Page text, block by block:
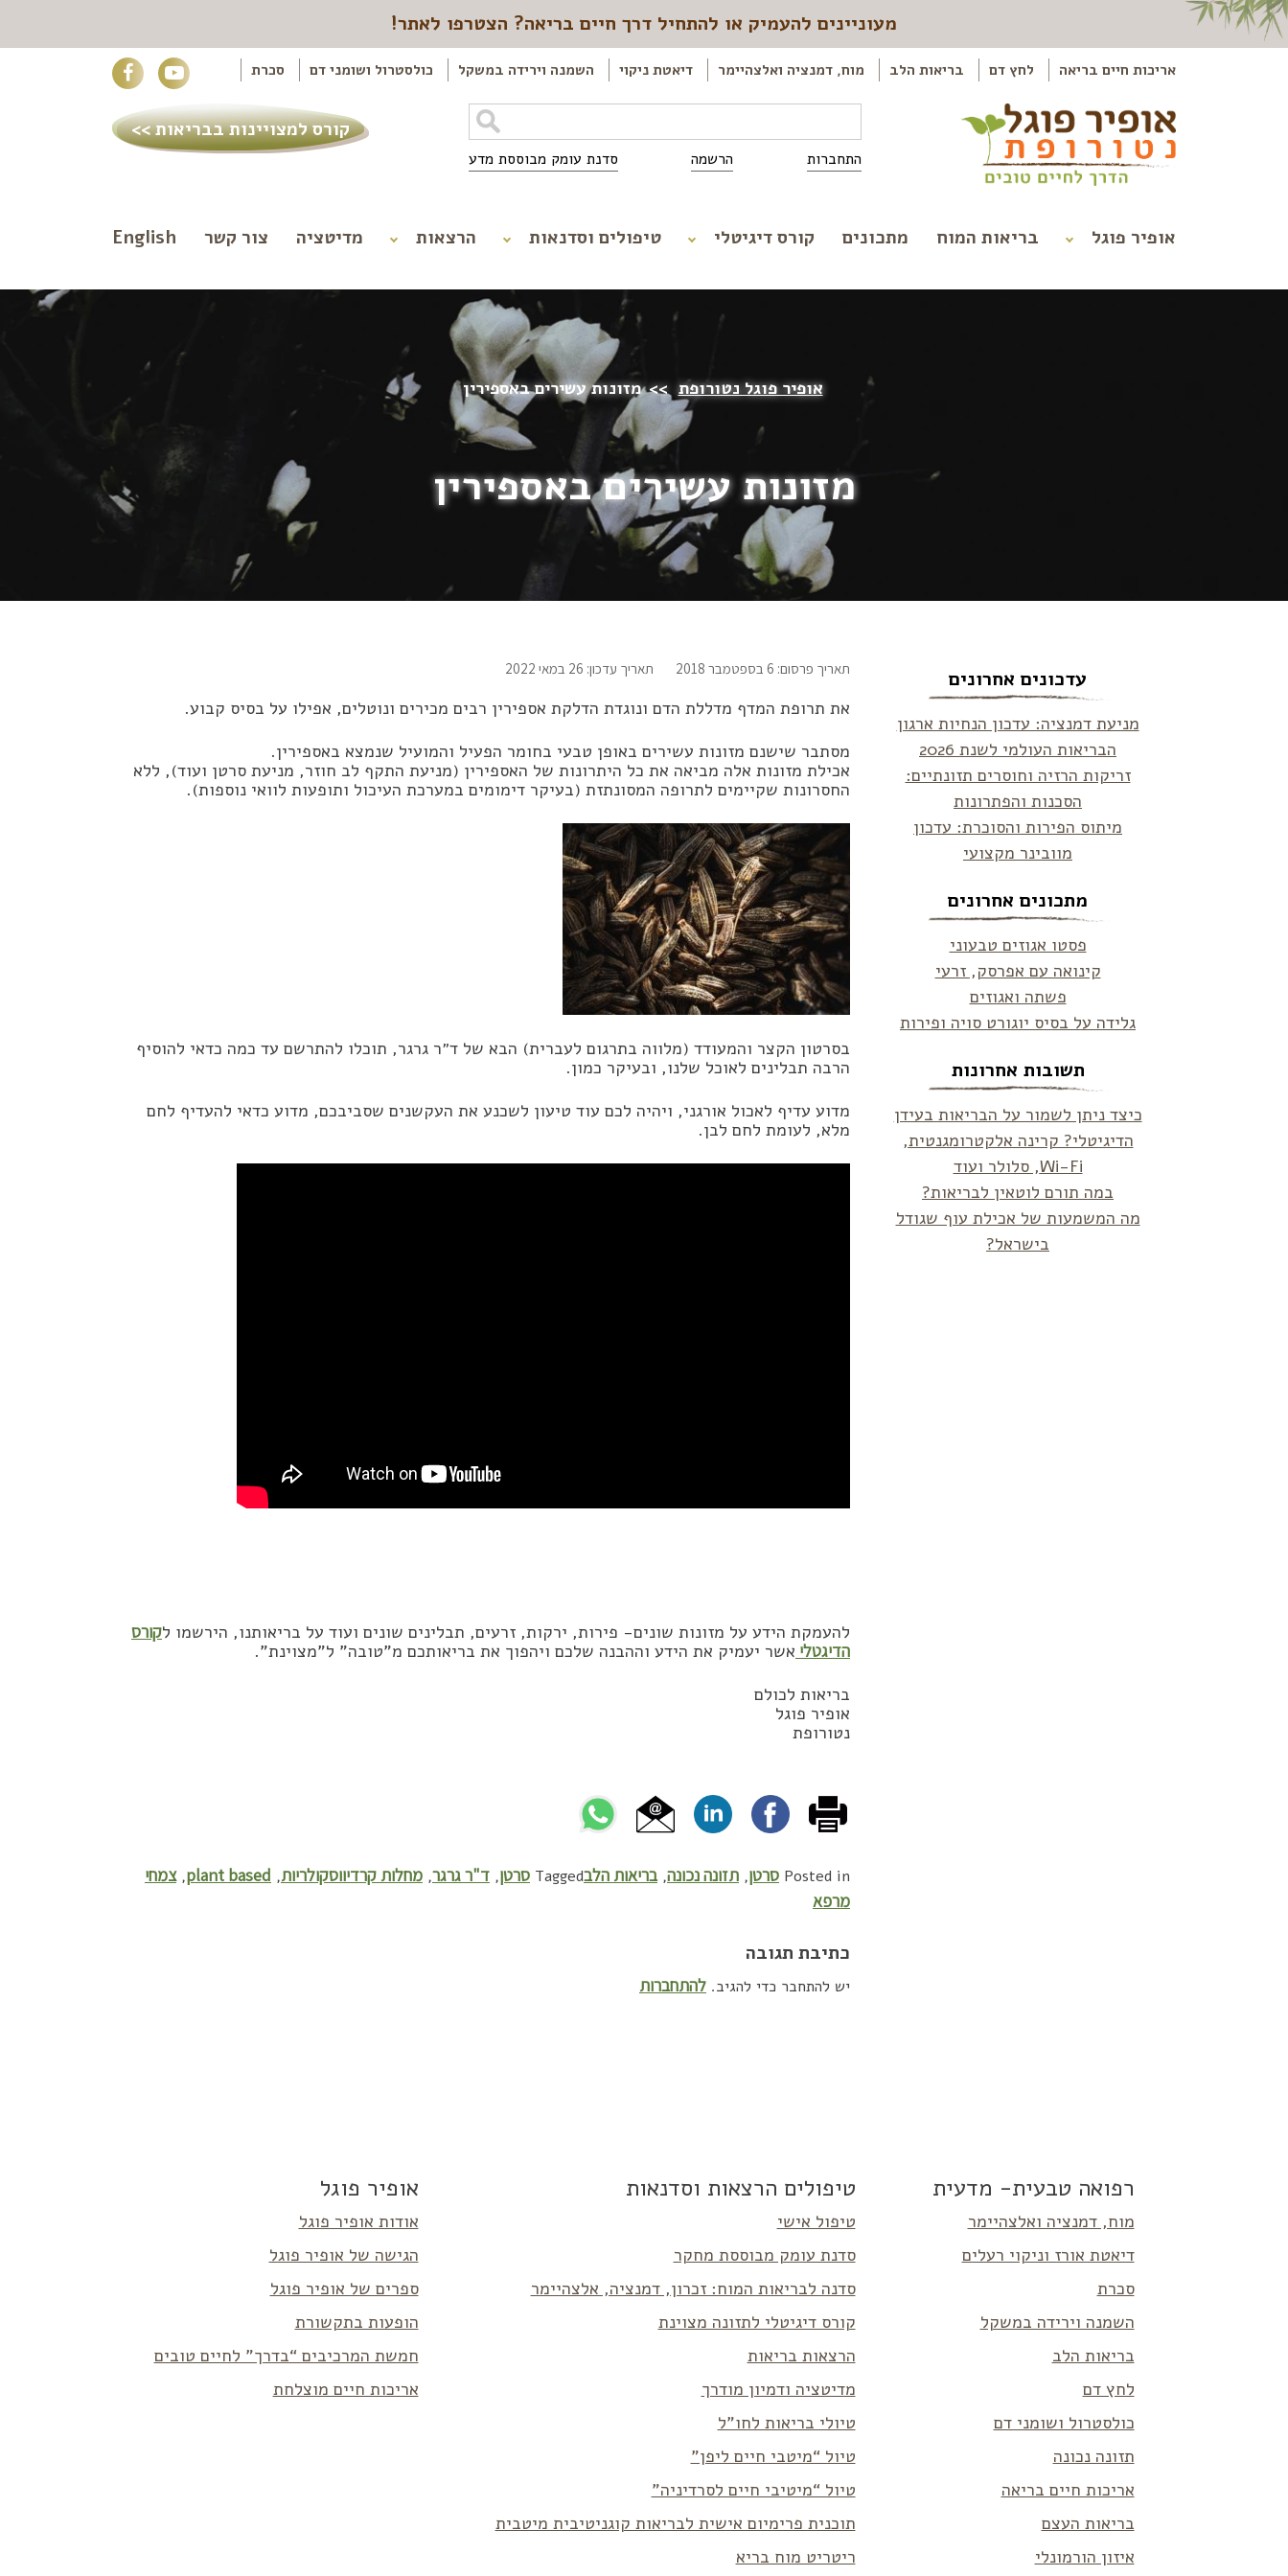
מעוניינים להעמיק או להתחיל דרך חיים בריאה? הצטרפו לאתר!
אריכות חיים בריאה לחץ דם בריאות הלב מוח, דמנציה ואלצהיימר דיאטת ניקוי השמנה וירידה במשקל כולסטרול ושומני דם סכרת
התחברות הרשמה סדנת עומק מבוססת מדע
קורס למצויינות בבריאות >>
אופיר פוגל בריאות המוח מתכונים קורס דיגיטלי טיפולים וסדנאות הרצאות מדיטציה צור קשר English
אופיר פוגל נטורופת >>מזונות עשירים באספירין
מזונות עשירים באספירין
תאריך פרסום: 6 בספטמבר 2018 תאריך עדכון: 26 במאי 2022
את תרופת המדף מדללת הדם ונוגדת הדלקת אספירין רבים מכירים ונוטלים, אפילו על בסיס קבוע.
מסתבר שישנם מזונות עשירים באופן טבעי בחומר הפעיל והמועיל שנמצא באספירין.
אכילת מזונות אלה מביאה את כל היתרונות של האספירין (מניעת התקף לב חוזר, מניעת סרטן ועוד), ללא
החסרונות שקיימים לתרופה המסונתזת (בעיקר דימומים במערכת העיכול ותופעות לוואי נוספות).
בסרטון הקצר והמעודד (מלווה בתרגום לעברית) הבא של ד״ר גרגר, תוכלו להתרשם עד כמה כדאי להוסיף
הרבה תבלינים לאוכל שלנו, ובעיקר כמון.
מדוע עדיף לאכול אורגני, ויהיה לכם עוד טיעון לשכנע את העקשנים שסביבכם, מדוע כדאי להעדיף לחם
מלא, לעומת לחם לבן.
להעמקת הידע על מזונות שונים- פירות, ירקות, זרעים, תבלינים שונים ועוד על בריאותנו, הירשמו לקורס
הדיגטלי אשר יעמיק את הידע וההבנה שלכם ויהפוך את בריאותכם מ”טובה” ל”מצוינת”.
בריאות לכולם
אופיר פוגל
נטורופת
Posted in סרטן, תזונה נכונה,בריאות הלבTagged סרטן, ד"ר גרגר, מחלות קרדיווסקולריות,
plant based
,צמחי
מרפא
כתיבת תגובה
יש להתחבר כדי להגיב. להתחברות
עדכונים אחרונים
מניעת דמנציה: עדכון הנחיות ארגון
הבריאות העולמי לשנת 2026
זריקות הרזיה וחוסרים תזונתיים:
הסכנות והפתרונות
מיתוס הפירות והסוכרת: עדכון
מוובינר מקצועי
מתכונים אחרונים
פסטו אגוזים טבעוני
קינואה עם אפרסק, זרעי
פשתה ואגוזים
גלידה על בסיס יוגורט סויה ופירות
תשובות אחרונות
כיצד ניתן לשמור על הבריאות בעידן
הדיגיטלי? קרינה אלקטרומגנטית,
Wi-Fi, סלולר ועוד
במה תורם לוטאין לבריאות?
מה המשמעות של אכילת עוף שגודל
בישראל?
אופיר פוגל
אודות אופיר פוגל
הגישה של אופיר פוגל
ספרים של אופיר פוגל
הופעות בתקשורת
חמשת המרכיבים “בדרך” לחיים טובים
אריכות חיים מוצלחת
טיפולים הרצאות וסדנאות
טיפול אישי
סדנת עומק מבוססת מחקר
סדנה לבריאות המוח: זכרון, דמנציה, אלצהיימר
קורס דיגיטלי לתזונה מצוינת
הרצאות בריאות
מדיטציה ודמיון מודרך
טיולי בריאות לחו”ל
טיול “מיטבי חיים ליפן”
טיול “מיטיבי חיים לסרדיניה”
תוכנית פרימיום אישית לבריאות קוגניטיבית מיטבית
ריטריט מוח בריא
רפואה טבעית- מדעית
מוח, דמנציה ואלצהיימר
דיאטת אורז וניקוי רעלים
סכרת
השמנה וירידה במשקל
בריאות הלב
לחץ דם
כולסטרול ושומני דם
תזונה נכונה
אריכות חיים בריאה
בריאות העצם
איזון הורמונלי